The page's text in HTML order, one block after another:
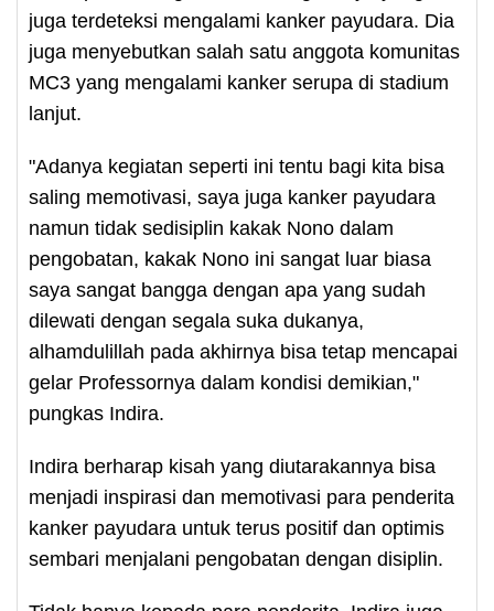
juga terdeteksi mengalami kanker payudara. Dia
juga menyebutkan salah satu anggota komunitas
MC3 yang mengalami kanker serupa di stadium
lanjut.
"Adanya kegiatan seperti ini tentu bagi kita bisa
saling memotivasi, saya juga kanker payudara
namun tidak sedisiplin kakak Nono dalam
pengobatan, kakak Nono ini sangat luar biasa
saya sangat bangga dengan apa yang sudah
dilewati dengan segala suka dukanya,
alhamdulillah pada akhirnya bisa tetap mencapai
gelar Professornya dalam kondisi demikian,"
pungkas Indira.
Indira berharap kisah yang diutarakannya bisa
menjadi inspirasi dan memotivasi para penderita
kanker payudara untuk terus positif dan optimis
sembari menjalani pengobatan dengan disiplin.